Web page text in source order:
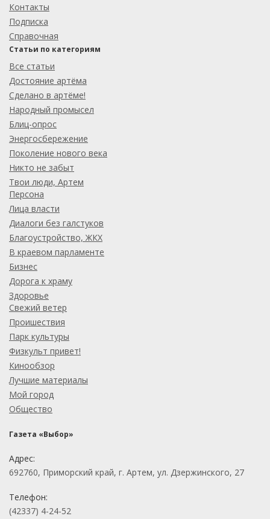
Контакты
Подписка
Справочная
Статьи по категориям
Все статьи
Достояние артёма
Сделано в артёме!
Народный промысел
Блиц-опрос
Энергосбережение
Поколение нового века
Никто не забыт
Твои люди, Артем
Персона
Лица власти
Диалоги без галстуков
Благоустройство, ЖКХ
В краевом парламенте
Бизнес
Дорога к храму
Здоровье
Свежий ветер
Проишествия
Парк культуры
Физкульт привет!
Кинообзор
Лучшие материалы
Мой город
Общество
Газета «Выбор»
Адрес:
692760, Приморский край, г. Артем, ул. Дзержинского, 27
Телефон:
(42337) 4-24-52